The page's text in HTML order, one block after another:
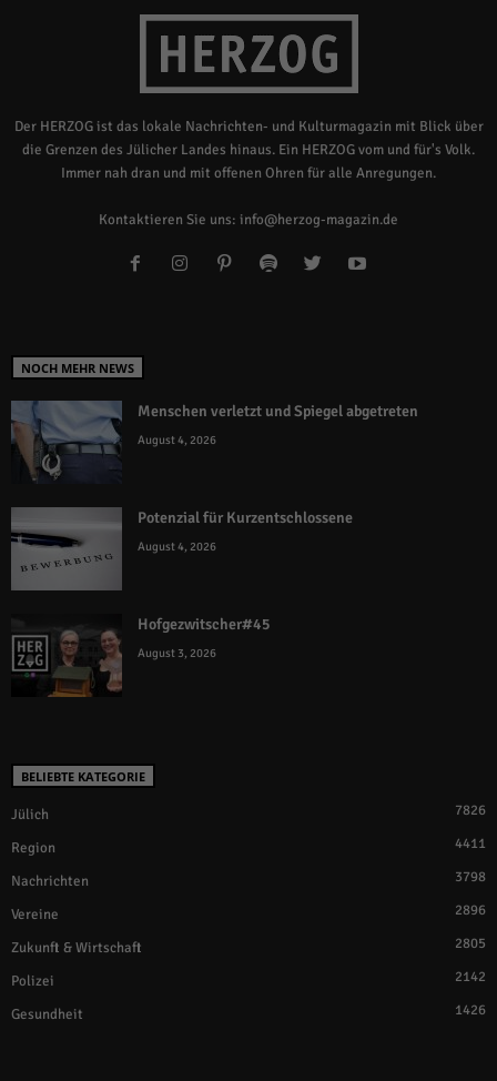
Der HERZOG ist das lokale Nachrichten- und Kulturmagazin mit Blick über
die Grenzen des Jülicher Landes hinaus. Ein HERZOG vom und für's Volk.
Immer nah dran und mit offenen Ohren für alle Anregungen.
Kontaktieren Sie uns: info@herzog-magazin.de
NOCH MEHR NEWS
Menschen verletzt und Spiegel abgetreten
August 4, 2026
Potenzial für Kurzentschlossene
August 4, 2026
Hofgezwitscher#45
August 3, 2026
BELIEBTE KATEGORIE
Jülich 7826
Region 4411
Nachrichten 3798
Vereine 2896
Zukunft & Wirtschaft 2805
Polizei 2142
Gesundheit 1426